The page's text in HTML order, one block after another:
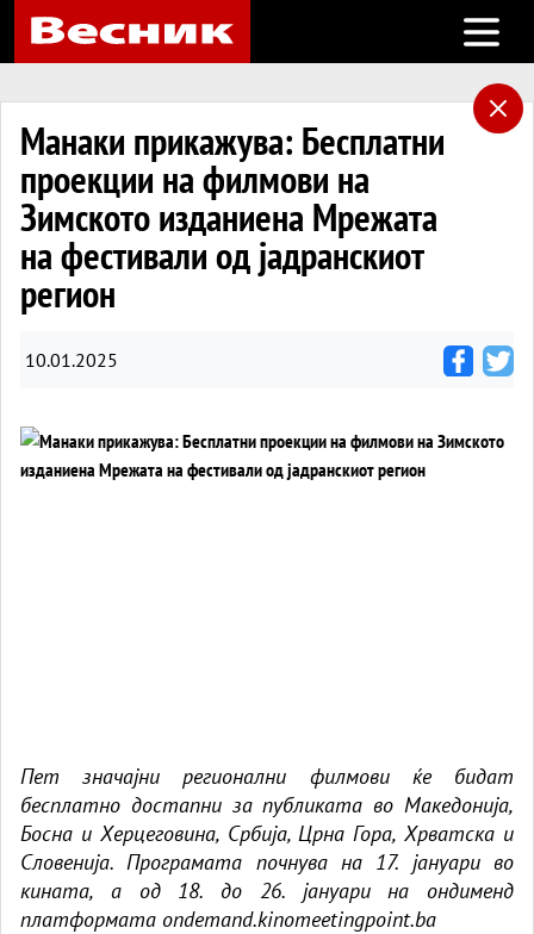
Open
Манаки прикажува: Бесплатни
проекции на филмови на
Зимското изданиена Мрежата
на фестивали од јадранскиот
регион
10.01.2025
Пет значајни регионални филмови ќе бидат
бесплатно достапни за публиката во Македонија,
Босна и Херцеговина, Србија, Црна Гора, Хрватска и
Словенија. Програмата почнува на 17. јануари во
кината, а од 18. до 26. јануари на ондименд
платформата ondemand.kinomeetingpoint.ba